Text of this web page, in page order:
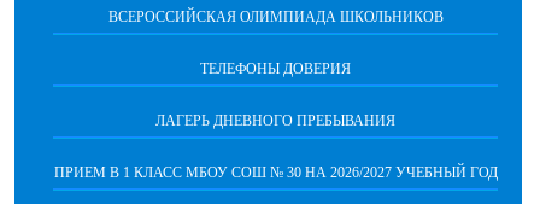
ВСЕРОССИЙСКАЯ ОЛИМПИАДА ШКОЛЬНИКОВ
ТЕЛЕФОНЫ ДОВЕРИЯ
ЛАГЕРЬ ДНЕВНОГО ПРЕБЫВАНИЯ
ПРИЕМ В 1 КЛАСС МБОУ СОШ № 30 НА 2026/2027 УЧЕБНЫЙ ГОД